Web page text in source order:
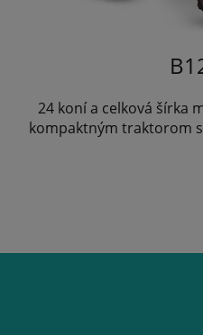
24 koní a celková šírka
kompaktným traktorom